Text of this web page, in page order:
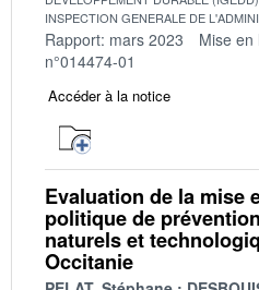
INSPECTION GENERALE DE
Rapport: mars 2023 Mise en
n°014474-01
Accéder à la notice
Evaluation de la mise
politique de
naturels et
Occitanie